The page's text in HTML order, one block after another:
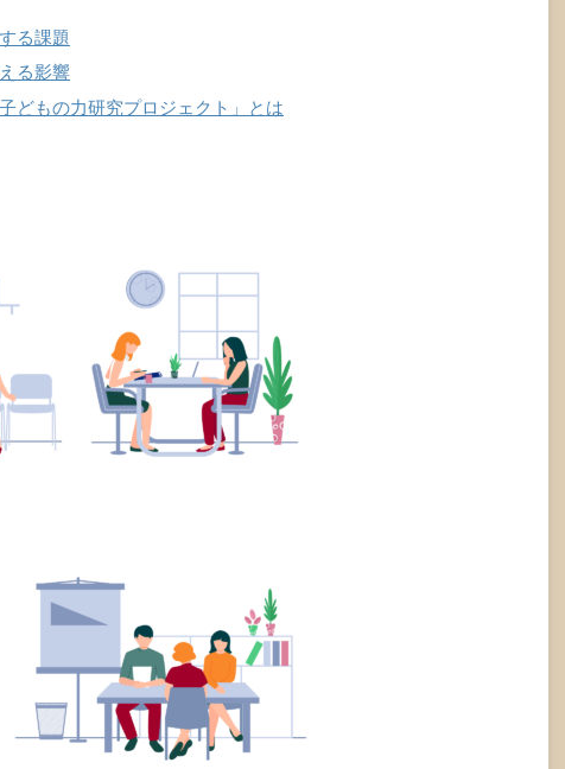
る課題
る影響
どもの力研究プロジェクト」とは